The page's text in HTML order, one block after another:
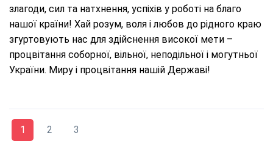
злагоди, сил та натхнення, успіхів у роботі на благо
нашої країни! Хай розум, воля і любов до рідного краю
згуртовують нас для здійснення високої мети –
процвітання соборної, вільної, неподільної і могутньої
України. Миру і процвітання нашій Державі!
1 2 3